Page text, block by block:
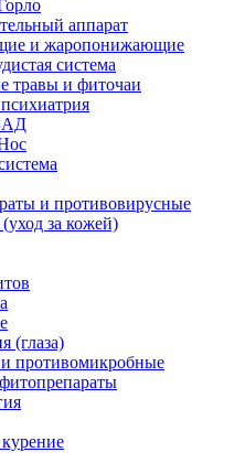
аппарат
и жаропонижающие
система
травы и фиточаи
и противовирусные
за кожей)
(глаза)
противомикробные